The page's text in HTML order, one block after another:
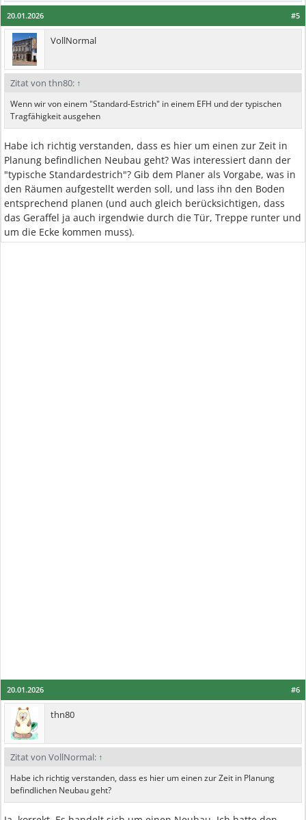
#5
20.01.2026
VollNormal
Zitat von thn80: ↑
Wenn wir von einem "Standard-Estrich" in einem EFH und der typischen
Tragfähigkeit ausgehen
Habe ich richtig verstanden, dass es hier um einen zur Zeit in
Planung befindlichen Neubau geht? Was interessiert dann der
"typische Standardestrich"? Gib dem Planer als Vorgabe, was in
den Räumen aufgestellt werden soll, und lass ihn den Boden
entsprechend planen (und auch gleich berücksichtigen, dass
das Geraffel ja auch irgendwie durch die Tür, Treppe runter und
um die Ecke kommen muss).
#6
20.01.2026
thn80
Zitat von VollNormal: ↑
Habe ich richtig verstanden, dass es hier um einen zur Zeit in Planung
befindlichen Neubau geht?